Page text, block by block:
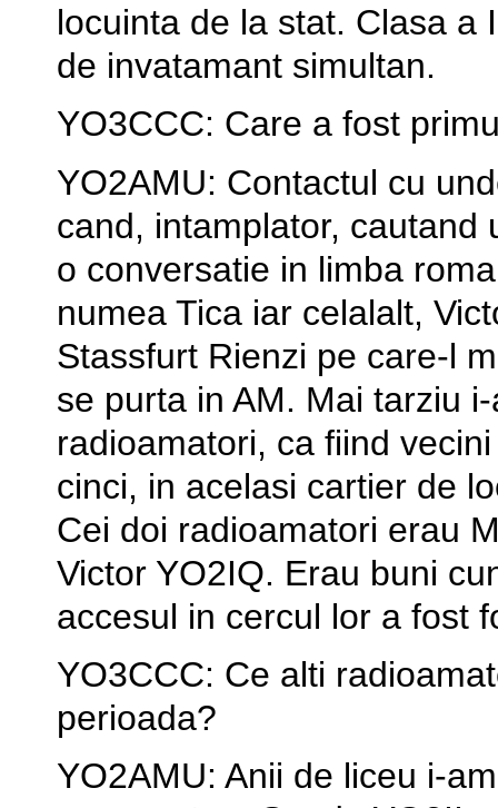
locuinta de la stat. Clasa a
de invatamant simultan.
YO3CCC: Care a fost
YO2AMU: Contactul cu
cand, intamplator, cautand
o conversatie in limba
numea Tica iar celalalt,
Stassfurt Rienzi pe care-l
se purta in AM. Mai tarziu
radioamatori, ca fiind
cinci, in acelasi cartier de
Cei doi radioamatori erau
Victor YO2IQ. Erau buni
accesul in cercul lor a fost
YO3CCC: Ce alti
perioada?
YO2AMU: Anii de liceu i-